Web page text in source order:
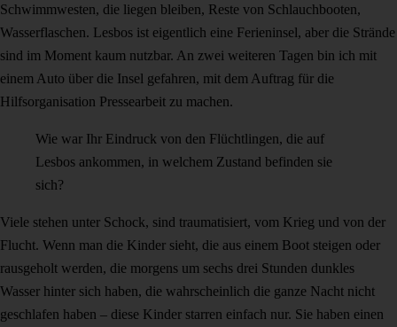
Schwimmwesten, die liegen bleiben, Reste von Schlauchbooten,
Wasserflaschen. Lesbos ist eigentlich eine Ferieninsel, aber die Strände
sind im Moment kaum nutzbar. An zwei weiteren Tagen bin ich mit
einem Auto über die Insel gefahren, mit dem Auftrag für die
Hilfsorganisation Pressearbeit zu machen.
Wie war Ihr Eindruck von den Flüchtlingen, die auf
Lesbos ankommen, in welchem Zustand befinden sie
sich?
Viele stehen unter Schock, sind traumatisiert, vom Krieg und von der
Flucht. Wenn man die Kinder sieht, die aus einem Boot steigen oder
rausgeholt werden, die morgens um sechs drei Stunden dunkles
Wasser hinter sich haben, die wahrscheinlich die ganze Nacht nicht
geschlafen haben – diese Kinder starren einfach nur. Sie haben einen